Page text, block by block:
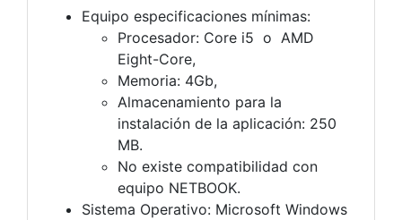
Equipo especificaciones mínimas:
Procesador: Core i5 o AMD
Eight-Core,
Memoria: 4Gb,
Almacenamiento para la
instalación de la aplicación: 250
MB.
No existe compatibilidad con
equipo NETBOOK.
Sistema Operativo: Microsoft Windows